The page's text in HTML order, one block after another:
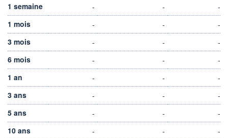
1 semaine
- -
-
1 mois
- -
-
3 mois
- -
-
6 mois
- -
-
1 an
- -
-
3 ans
- -
-
5 ans
- -
-
10 ans
- -
-